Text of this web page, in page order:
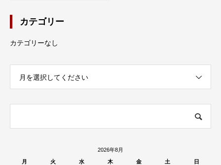
カテゴリー
カテゴリーなし
月を選択してください
2026年8月
月
火 水 木 金 土 日